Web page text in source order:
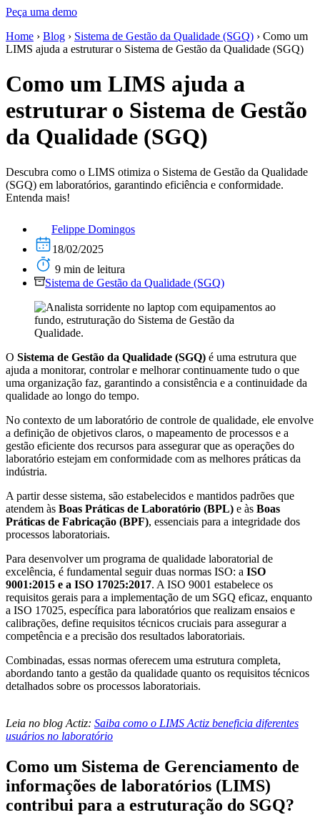
Peça uma demo
Home › Blog › Sistema de Gestão da Qualidade (SGQ) › Como um
LIMS ajuda a estruturar o Sistema de Gestão da Qualidade (SGQ)
Como um LIMS ajuda a
estruturar o Sistema de Gestão
da Qualidade (SGQ)
Descubra como o LIMS otimiza o Sistema de Gestão da Qualidade
(SGQ) em laboratórios, garantindo eficiência e conformidade.
Entenda mais!
Felippe Domingos
18/02/2025
9 min de leitura
Sistema de Gestão da Qualidade (SGQ)
O Sistema de Gestão da Qualidade (SGQ) é uma estrutura que
ajuda a monitorar, controlar e melhorar continuamente tudo o que
uma organização faz, garantindo a consistência e a continuidade da
qualidade ao longo do tempo.
No contexto de um laboratório de controle de qualidade, ele envolve
a definição de objetivos claros, o mapeamento de processos e a
gestão eficiente dos recursos para assegurar que as operações do
laboratório estejam em conformidade com as melhores práticas da
indústria.
A partir desse sistema, são estabelecidos e mantidos padrões que
atendem às Boas Práticas de Laboratório (BPL) e às Boas
Práticas de Fabricação (BPF), essenciais para a integridade dos
processos laboratoriais.
Para desenvolver um programa de qualidade laboratorial de
excelência, é fundamental seguir duas normas ISO: a ISO
9001:2015 e a ISO 17025:2017. A ISO 9001 estabelece os
requisitos gerais para a implementação de um SGQ eficaz, enquanto
a ISO 17025, específica para laboratórios que realizam ensaios e
calibrações, define requisitos técnicos cruciais para assegurar a
competência e a precisão dos resultados laboratoriais.
Combinadas, essas normas oferecem uma estrutura completa,
abordando tanto a gestão da qualidade quanto os requisitos técnicos
detalhados sobre os processos laboratoriais.
Leia no blog Actiz: Saiba como o LIMS Actiz beneficia diferentes
usuários no laboratório
Como um Sistema de Gerenciamento de
informações de laboratórios (LIMS)
contribui para a estruturação do SGQ?